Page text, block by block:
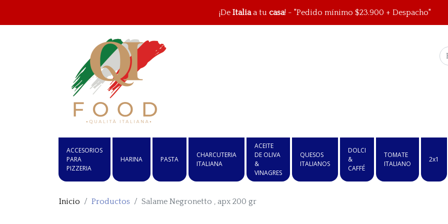
¡De Italiaa tu casa! - "Pedido mínimo $23.900 + Despacho"
ACCESORIOS
PARA
PIZZERIA
HARINA PASTA
CHARCUTERIA
ITALIANA
ACEITE
DE OLIVA
&
VINAGRES
QUESOS
ITALIANOS
DOLCI
&
CAFFÉ
TOMATE
ITALIANO
2x1
Inicio Productos Salame Negronetto , apx 200 gr